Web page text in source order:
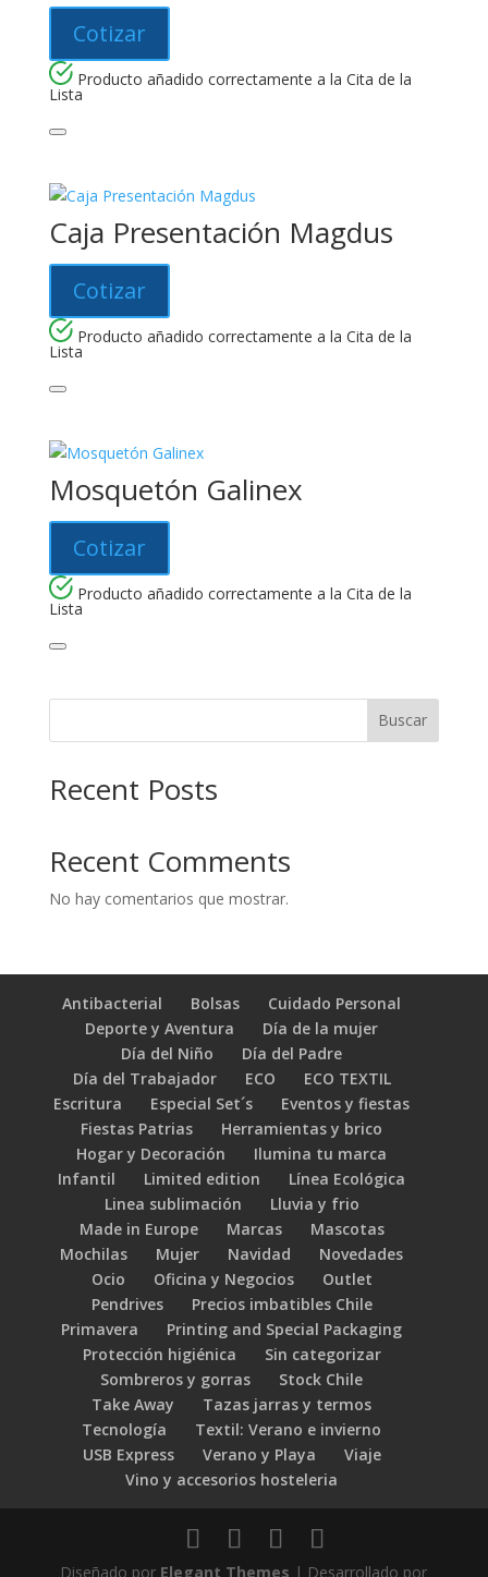
Cotizar
Producto añadido correctamente a la Cita de la
Lista
Caja Presentación Magdus
Cotizar
Producto añadido correctamente a la Cita de la
Lista
Mosquetón Galinex
Cotizar
Producto añadido correctamente a la Cita de la
Lista
Buscar
Recent Posts
Recent Comments
No hay comentarios que mostrar.
Antibacterial Bolsas
Cuidado Personal
Deporte y Aventura
Día de la mujer
Día del Niño
Día del Padre
Día del Trabajador
ECO
ECO TEXTIL
Escritura
Especial Set´s
Eventos y fiestas
Fiestas Patrias
Herramientas y brico
Hogar y Decoración
Ilumina tu marca
Infantil
Limited edition
Línea Ecológica
Linea sublimación
Lluvia y frio
Made in Europe
Marcas
Mascotas
Mochilas
Mujer Navidad
Novedades
Ocio
Oficina y Negocios
Outlet
Pendrives
Precios imbatibles Chile
Primavera
Printing and Special Packaging
Protección higiénica
Sin categorizar
Sombreros y gorras
Stock Chile
Take Away
Tazas jarras y termos
Tecnología
Textil: Verano e invierno
USB Express
Verano y Playa
Viaje
Vino y accesorios hosteleria
Diseñado por Elegant Themes | Desarrollado por